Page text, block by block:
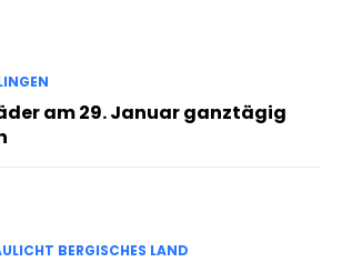
am 29. Januar ganztägig
BERGISCHES LAND